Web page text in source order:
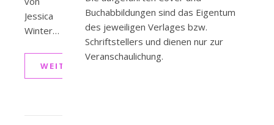
Jessica
Winter…
WEITERLESEN
Buchabbildungen sind das Eigentum
des jeweiligen Verlages bzw.
Schriftstellers und dienen nur zur
Veranschaulichung.